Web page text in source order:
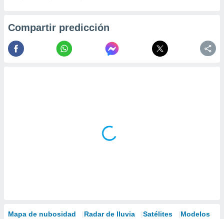
Compartir predicción
Mapa de nubosidad Radar de lluvia Satélites Modelos